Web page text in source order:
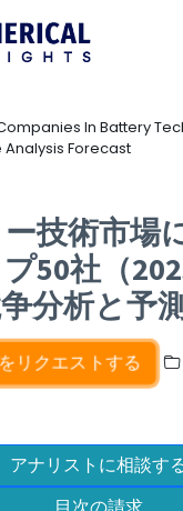
In Battery
Forecast
技術市場
50社（
分析と予測
リクエストする
アナリストに相談す